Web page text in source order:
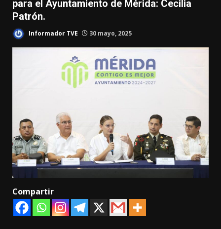
para el Ayuntamiento de Mérida: Cecilia
Patrón.
Informador TVE 30 mayo, 2025
Compartir